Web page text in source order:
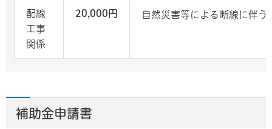
配線
工事
関係
20,000円 自然災害等による断線に伴う
補助金申請書